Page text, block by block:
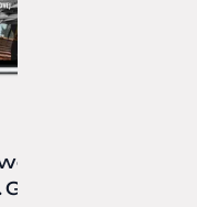
dla
oraz